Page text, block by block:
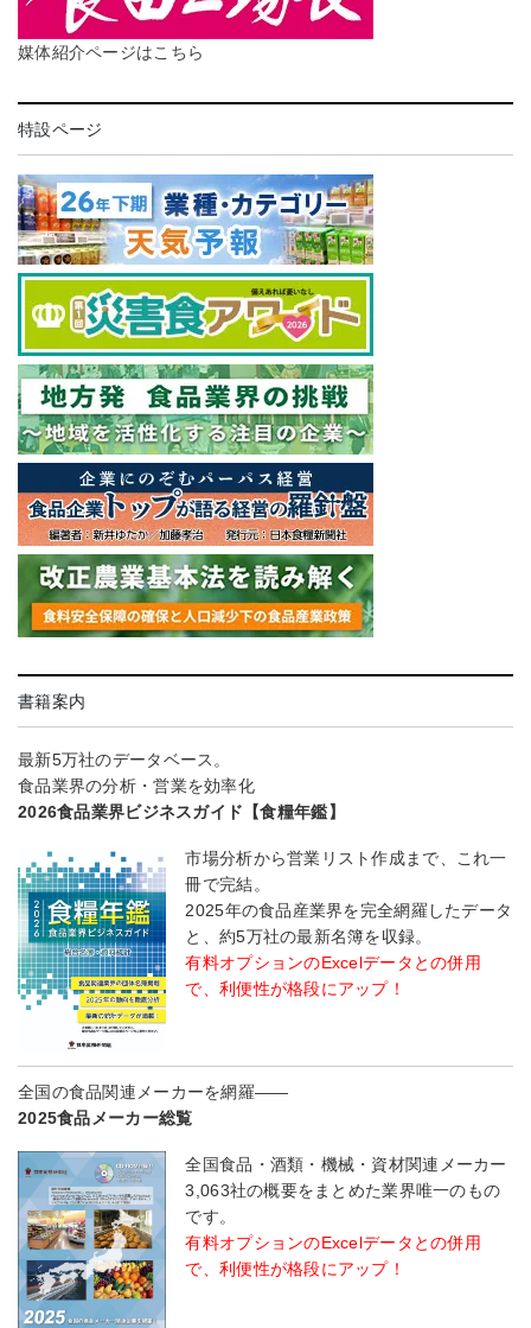
媒体紹介ページはこちら
特設ページ
書籍案内
最新5万社のデータベース。
食品業界の分析・営業を効率化
2026食品業界ビジネスガイド【食糧年鑑】
市場分析から営業リスト作成まで、これ一
冊で完結。
2025年の食品産業界を完全網羅したデータ
と、約5万社の最新名簿を収録。
有料オプションのExcelデータとの併用
で、利便性が格段にアップ！
全国の食品関連メーカーを網羅――
2025食品メーカー総覧
全国食品・酒類・機械・資材関連メーカー
3,063社の概要をまとめた業界唯一のもの
です。
有料オプションのExcelデータとの併用
で、利便性が格段にアップ！